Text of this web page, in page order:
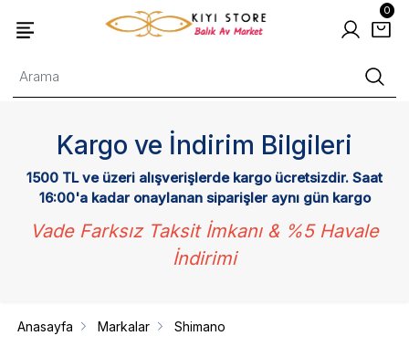
0
Kargo ve İndirim Bilgileri
1500 TL ve üzeri alışverişlerde kargo ücretsizdir. Saat
16:00'a kadar onaylanan siparişler aynı gün kargo
Vade Farksız Taksit İmkanı & %5 Havale
İndirimi
Anasayfa Markalar Shimano